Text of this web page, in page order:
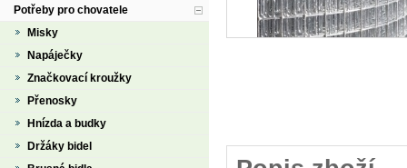
Potřeby pro chovatele
Misky
Napáječky
Značkovací kroužky
Přenosky
Hnízda a budky
Držáky bidel